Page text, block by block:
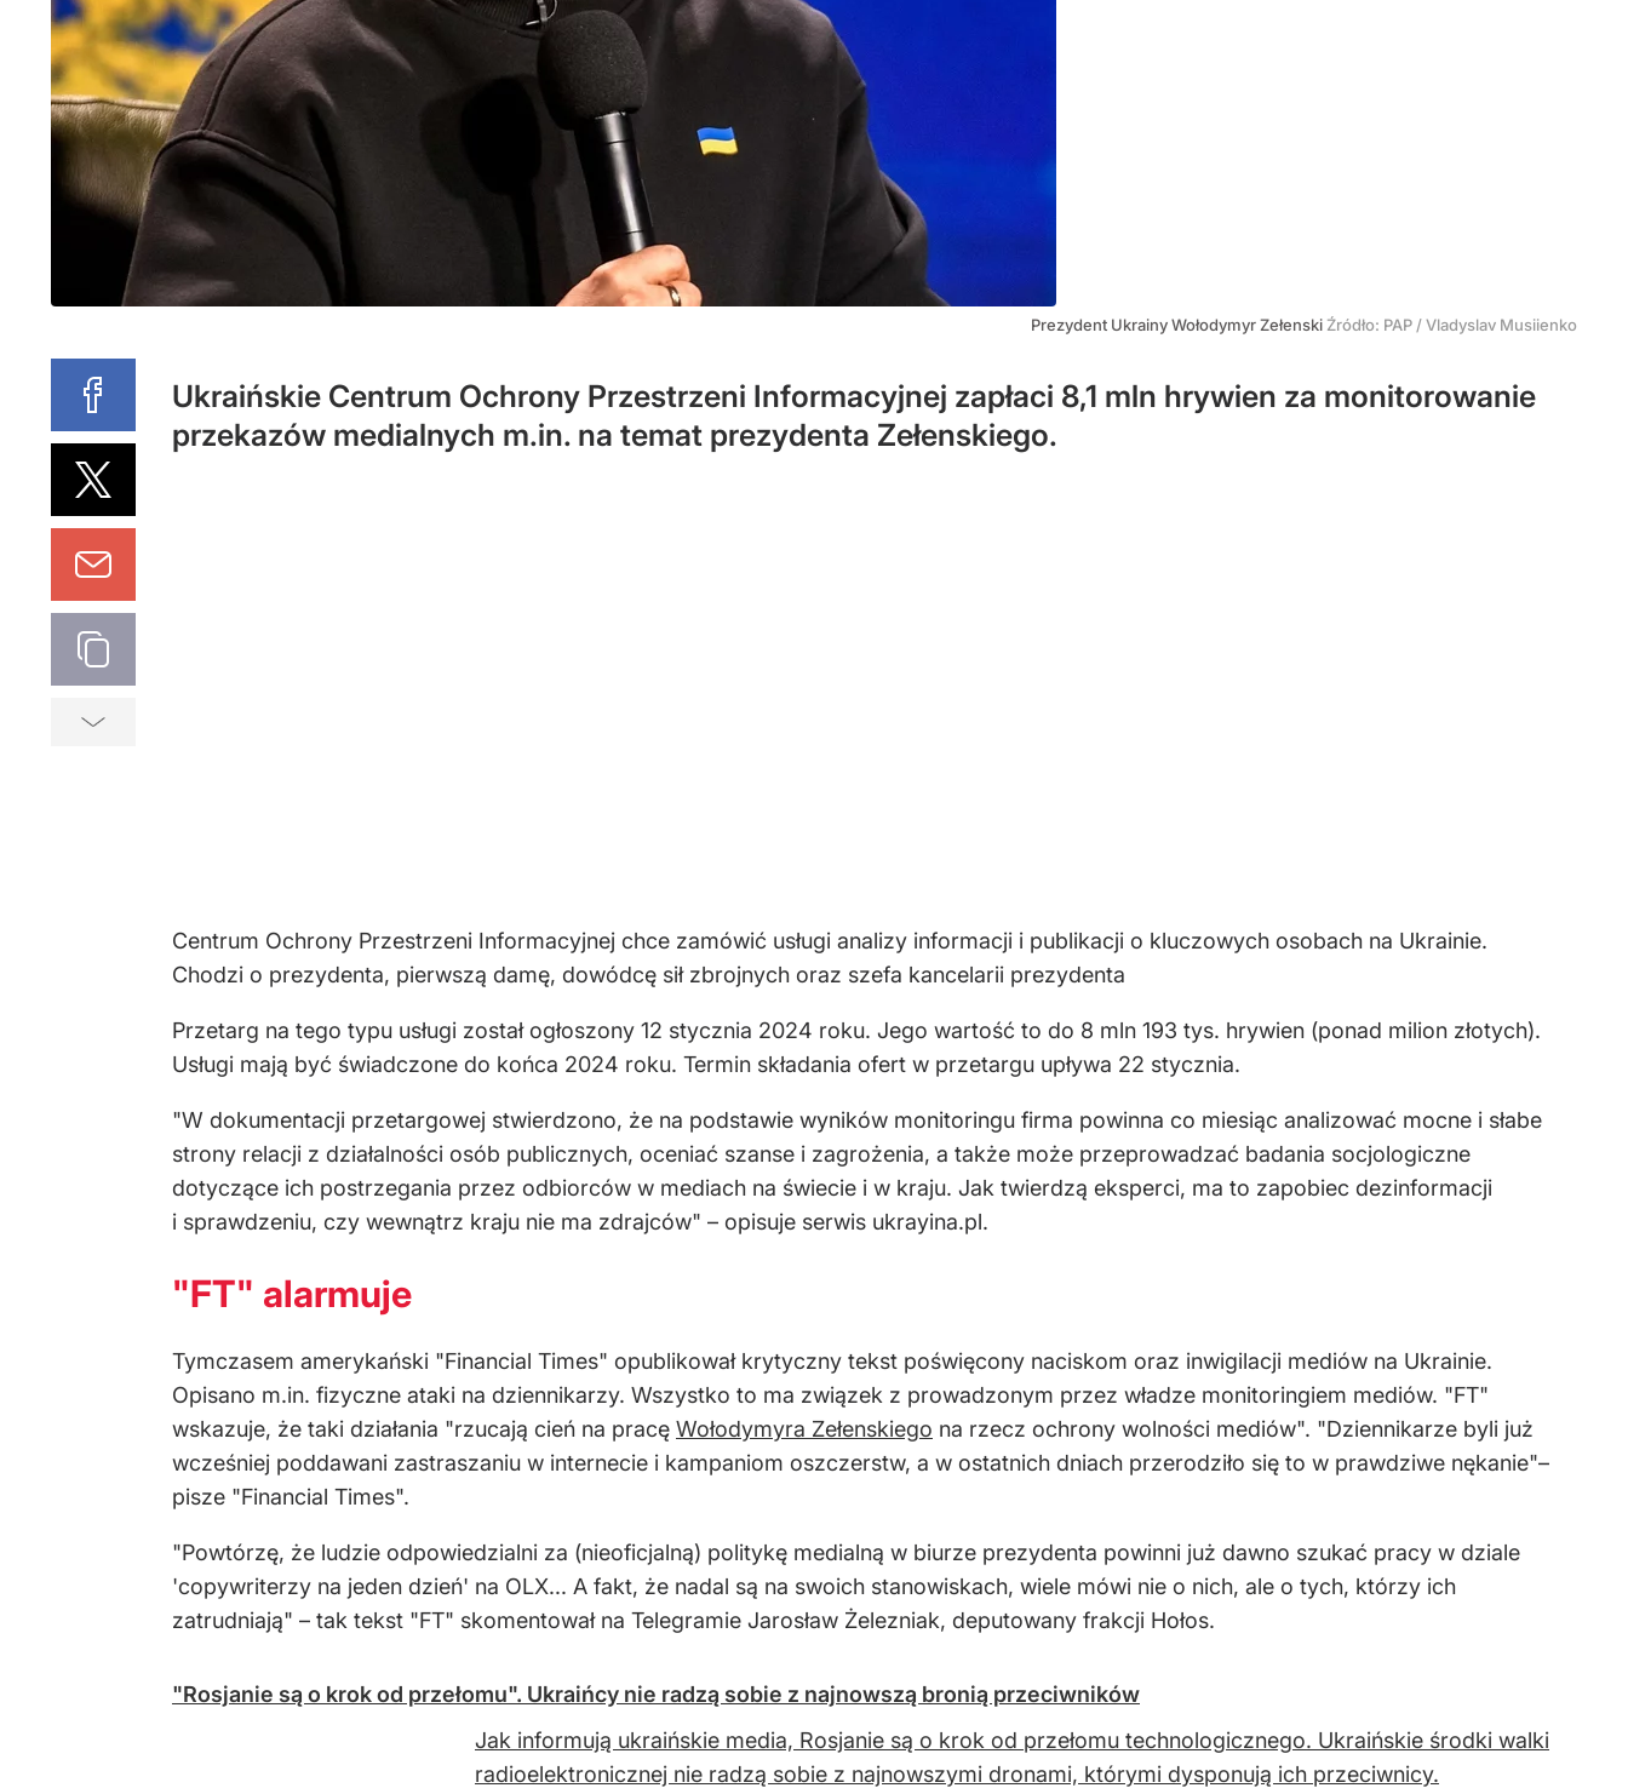
Prezydent Ukrainy Wołodymyr Zełenski Źródło: PAP /Vladyslav Musiienko
Ukraińskie Centrum Ochrony Przestrzeni Informacyjnej zapłaci 8,1 mln hrywien za monitorowanie
przekazów medialnych m.in. na temat prezydenta Zełenskiego.
Centrum Ochrony Przestrzeni Informacyjnej chce zamówić usługi analizy informacji i publikacji o kluczowych osobach na Ukrainie.
Chodzi o prezydenta, pierwszą damę, dowódcę sił zbrojnych oraz szefa kancelarii prezydenta
Przetarg na tego typu usługi został ogłoszony 12 stycznia 2024 roku. Jego wartość to do 8 mln 193 tys. hrywien (ponad milion złotych).
Usługi mają być świadczone do końca 2024 roku. Termin składania ofert w przetargu upływa 22 stycznia.
"W dokumentacji przetargowej stwierdzono, że na podstawie wyników monitoringu firma powinna co miesiąc analizować mocne i słabe
strony relacji z działalności osób publicznych, oceniać szanse i zagrożenia, a także może przeprowadzać badania socjologiczne
dotyczące ich postrzegania przez odbiorców w mediach na świecie i w kraju. Jak twierdzą eksperci, ma to zapobiec dezinformacji
i sprawdzeniu, czy wewnątrz kraju nie ma zdrajców" – opisuje serwis ukrayina.pl.
"FT" alarmuje
Tymczasem amerykański "Financial Times" opublikował krytyczny tekst poświęcony naciskom oraz inwigilacji mediów na Ukrainie.
Opisano m.in. fizyczne ataki na dziennikarzy. Wszystko to ma związek z prowadzonym przez władze monitoringiem mediów. "FT"
wskazuje, że taki działania "rzucają cień na pracę Wołodymyra Zełenskiego na rzecz ochrony wolności mediów". "Dziennikarze byli już
wcześniej poddawani zastraszaniu w internecie i kampaniom oszczerstw, a w ostatnich dniach przerodziło się to w prawdziwe nękanie"–
pisze "Financial Times".
"Powtórzę, że ludzie odpowiedzialni za (nieoficjalną) politykę medialną w biurze prezydenta powinni już dawno szukać pracy w dziale
'copywriterzy na jeden dzień' na OLX... A fakt, że nadal są na swoich stanowiskach, wiele mówi nie o nich, ale o tych, którzy ich
zatrudniają" – tak tekst "FT" skomentował na Telegramie Jarosław Żelezniak, deputowany frakcji Hołos.
"Rosjanie są o krok od przełomu". Ukraińcy nie radzą sobie z najnowszą bronią przeciwników
Jak informują ukraińskie media, Rosjanie są o krok od przełomu technologicznego. Ukraińskie środki walki
radioelektronicznej nie radzą sobie z najnowszymi dronami, którymi dysponują ich przeciwnicy.